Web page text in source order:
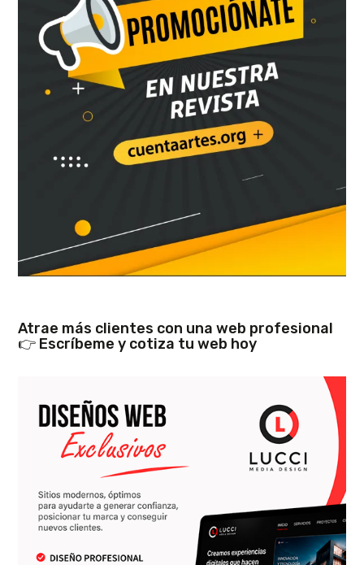
Atrae más clientes con una web profesional
👉 Escríbeme y cotiza tu web hoy